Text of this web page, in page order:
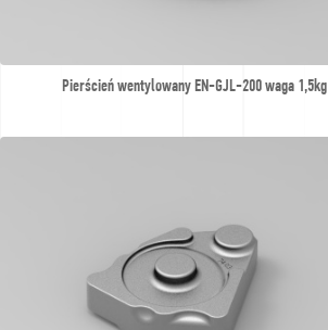
Pierścień wentylowany EN-GJL-200 waga 1,5kg